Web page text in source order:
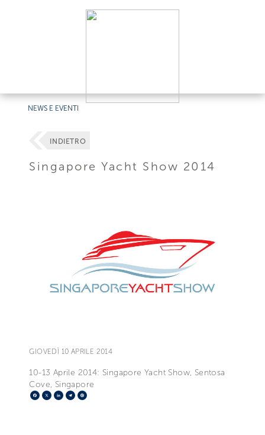
NEWS E EVENTI
INDIETRO
Singapore Yacht Show 2014
GIOVEDÌ 10 APRILE 2014
10-13 Aprile 2014: Singapore Yacht Show, Sentosa
Cove, Singapore
Facebook
X LinkedIn
Telegram